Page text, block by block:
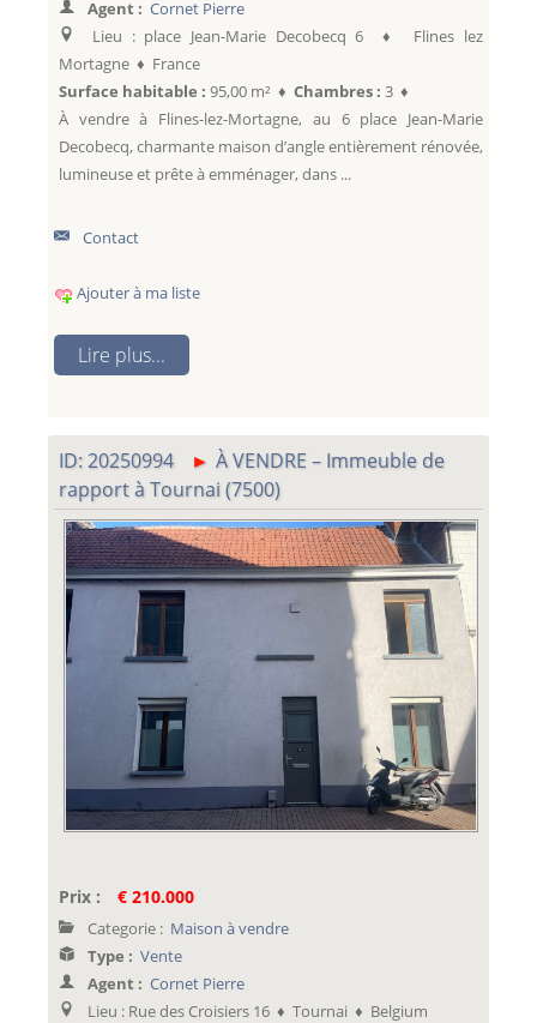
Agent : Cornet Pierre
Lieu : place Jean-Marie Decobecq 6 ♦ Flines lez
Mortagne ♦ France
Surface habitable : 95,00 m² ♦ Chambres : 3 ♦
À vendre à Flines-lez-Mortagne, au 6 place Jean-Marie
Decobecq, charmante maison d’angle entièrement rénovée,
lumineuse et prête à emménager, dans ...
Contact
Ajouter à ma liste
Lire plus...
ID: 20250994
À VENDRE – Immeuble de
rapport à Tournai (7500)
Prix : € 210.000
Categorie : Maison à vendre
Type : Vente
Agent : Cornet Pierre
Lieu : Rue des Croisiers 16 ♦ Tournai ♦ Belgium